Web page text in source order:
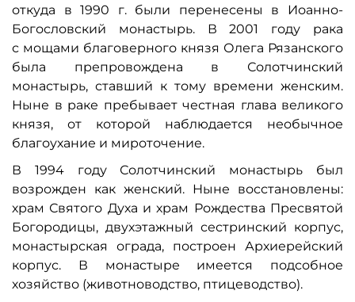
откуда в 1990 г. были перенесены в Иоанно-
Богословский монастырь. В 2001 году рака
с мощами благоверного князя Олега Рязанского
была препровождена в Солотчинский
монастырь, ставший к тому времени женским.
Ныне в раке пребывает честная глава великого
князя, от которой наблюдается необычное
благоухание и мироточение.
В 1994 году Солотчинский монастырь был
возрожден как женский. Ныне восстановлены:
храм Святого Духа и храм Рождества Пресвятой
Богородицы, двухэтажный сестринский корпус,
монастырская ограда, построен Архиерейский
корпус. В монастыре имеется подсобное
хозяйство (животноводство, птицеводство).